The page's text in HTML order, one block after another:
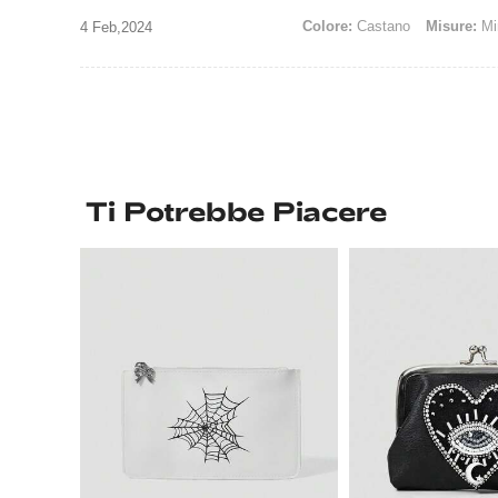
4 Feb,2024 Colore: Castano Misure:
Ti Potrebbe Piacere